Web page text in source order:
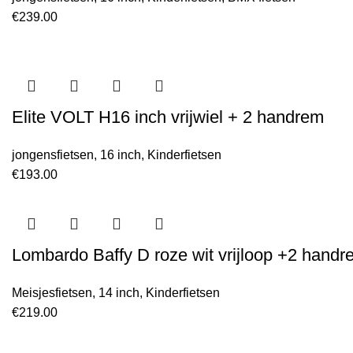
€239.00
Elite VOLT H16 inch vrijwiel + 2 handrem
jongensfietsen, 16 inch, Kinderfietsen
€193.00
Lombardo Baffy D roze wit vrijloop +2
Meisjesfietsen, 14 inch, Kinderfietsen
€219.00